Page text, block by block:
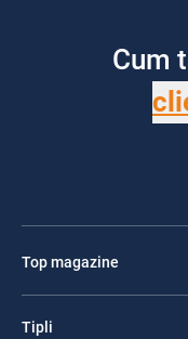
Cum
Top magazine
Tipli